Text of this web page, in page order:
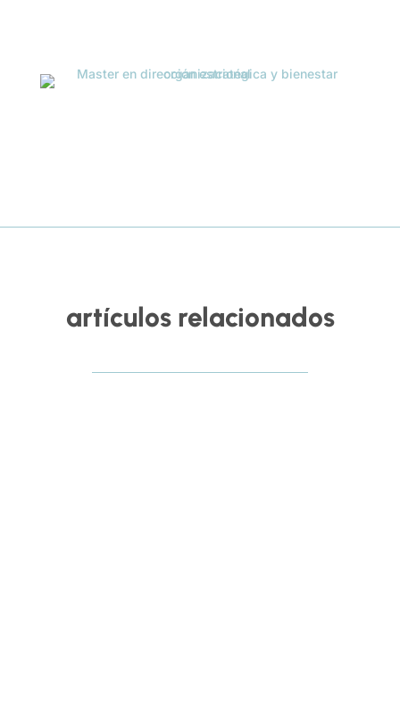
artículos relacionados